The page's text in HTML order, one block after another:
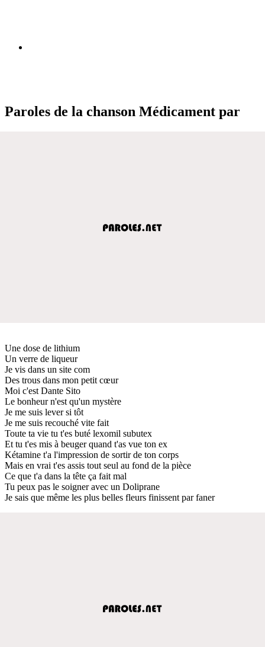
Paroles de la chanson Médicament par
Une dose de lithium
Un verre de liqueur
Je vis dans un site com
Des trous dans mon petit cœur
Moi c'est Dante Sito
Le bonheur n'est qu'un mystère
Je me suis lever si tôt
Je me suis recouché vite fait
Toute ta vie tu t'es buté lexomil subutex
Et tu t'es mis à beuger quand t'as vue ton ex
Kétamine t'a l'impression de sortir de ton corps
Mais en vrai t'es assis tout seul au fond de la pièce
Ce que t'a dans la tête ça fait mal
Tu peux pas le soigner avec un Doliprane
Je sais que même les plus belles fleurs finissent par faner